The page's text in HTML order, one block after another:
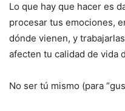
Lo que hay que hacer es
procesar tus emociones,
dónde vienen, y
afecten tu calidad de vida
No ser tú mismo (para